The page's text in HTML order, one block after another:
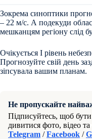
Зокрема синоптики
– 22 м/с. А подекуди
мешканцям регіону слід
Очікується І рівень
Прогнозуйте свій день
зіпсувала вашим планам.
Не пропускайте
Підписуйтесь, щоб
дивитися фото, відео
Telegram /Facebook /